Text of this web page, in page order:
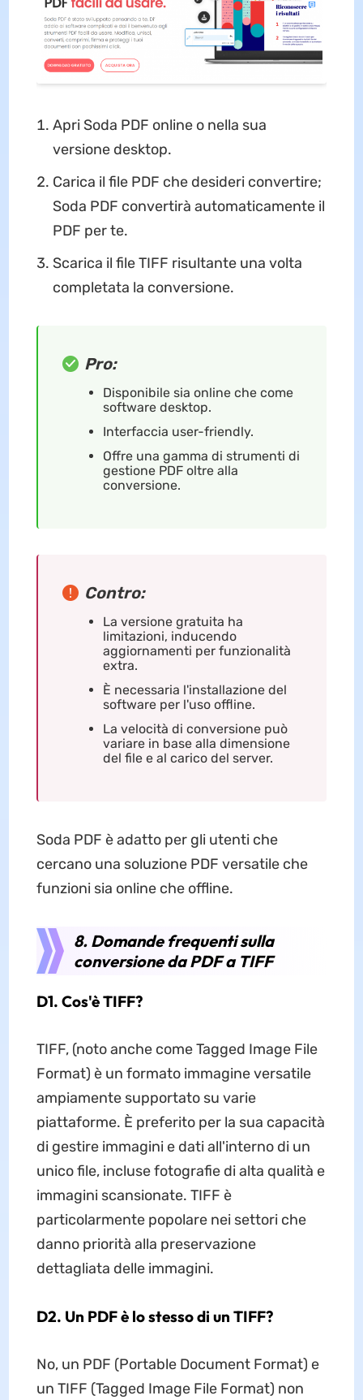
Apri Soda PDF online o nella sua
versione desktop.
Carica il file PDF che desideri convertire;
Soda PDF convertirà automaticamente il
PDF per te.
Scarica il file TIFF risultante una volta
completata la conversione.
Pro:
Disponibile sia online che come
software desktop.
Interfaccia user-friendly.
Offre una gamma di strumenti di
gestione PDF oltre alla
conversione.
Contro:
La versione gratuita ha
limitazioni, inducendo
aggiornamenti per funzionalità
extra.
È necessaria l'installazione del
software per l'uso offline.
La velocità di conversione può
variare in base alla dimensione
del file e al carico del server.
Soda PDF è adatto per gli utenti che
cercano una soluzione PDF versatile che
funzioni sia online che offline.
8. Domande frequenti sulla
conversione da PDF a TIFF
D1. Cos'è TIFF?
TIFF, (noto anche come Tagged Image File
Format) è un formato immagine versatile
ampiamente supportato su varie
piattaforme. È preferito per la sua capacità
di gestire immagini e dati all'interno di un
unico file, incluse fotografie di alta qualità e
immagini scansionate. TIFF è
particolarmente popolare nei settori che
danno priorità alla preservazione
dettagliata delle immagini.
D2. Un PDF è lo stesso di un TIFF?
No, un PDF (Portable Document Format) e
un TIFF (Tagged Image File Format) non